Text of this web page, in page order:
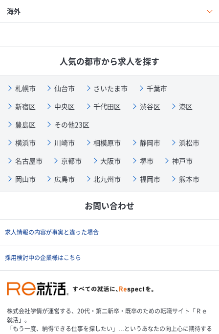
海外
人気の都市から求人を探す
札幌市 仙台市 さいたま市
千葉市
新宿区
中央区 千代田区 渋谷区
港区
豊島区
その他23区
横浜市
川崎市 相模原市 静岡市
浜松市
名古屋市
京都市 大阪市 堺市
神戸市
岡山市
広島市 北九州市 福岡市 熊本市
お問い合わせ
求人情報の内容が事実と違った場合
採用検討中の企業様はこちら
株式会社学情が運営する、20代・第二新卒・既卒のための転職サイト「Ｒｅ
就活」。
「もう一度、納得できる仕事を探したい」…というあなたの向上心に期待する